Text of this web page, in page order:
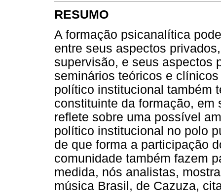
RESUMO
A formação psicanalítica
entre seus aspectos
supervisão, e seus aspectos
seminários teóricos e
político institucional também
constituinte da formação,
reflete sobre uma possível
político institucional no polo
de que forma a participação
comunidade também fazem
medida, nós analistas,
música Brasil, de Cazuza,